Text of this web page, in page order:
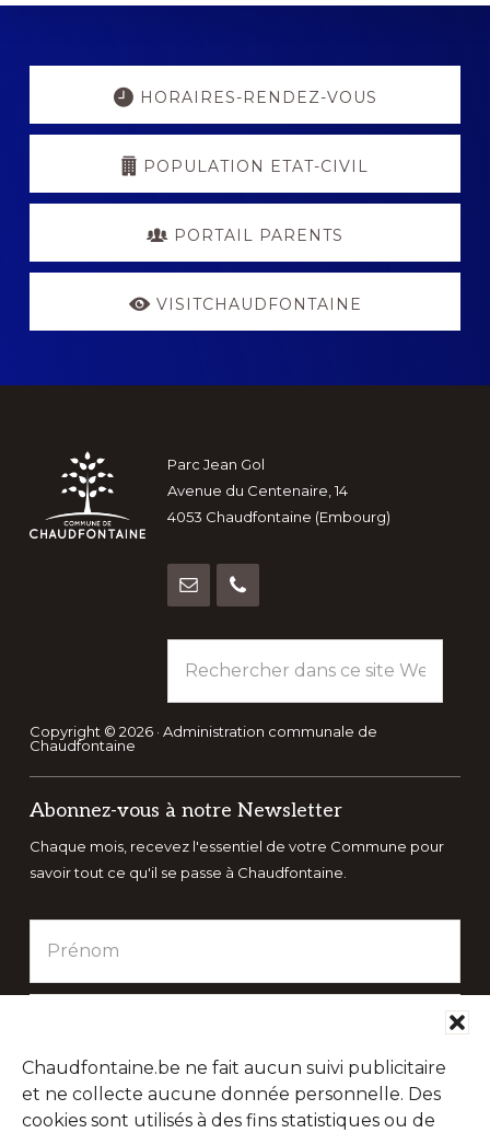
Chaudfontaine.be ne fait aucun suivi publicitaire
et ne collecte aucune donnée personnelle. Des
cookies sont utilisés à des fins statistiques ou de
Explore
HORAIRES-RENDEZ-VOUS
POPULATION ETAT-CIVIL
PORTAIL PARENTS
VISITCHAUDFONTAINE
Footer
Parc Jean Gol
Avenue du Centenaire, 14
4053 Chaudfontaine (Embourg)
dans
ce
site
Copyright © 2026 · Administration communale de
Chaudfontaine
Abonnez-vous à notre Newsletter
Chaque mois, recevez l'essentiel de votre Commune pour
savoir tout ce qu'il se passe à Chaudfontaine.